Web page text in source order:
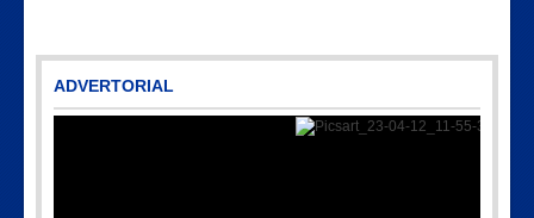
ADVERTORIAL